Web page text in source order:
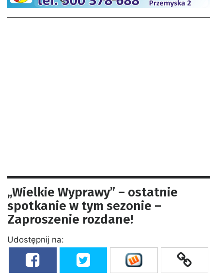
„Wielkie Wyprawy” – ostatnie
spotkanie w tym sezonie –
Zaproszenie rozdane!
Udostępnij na: